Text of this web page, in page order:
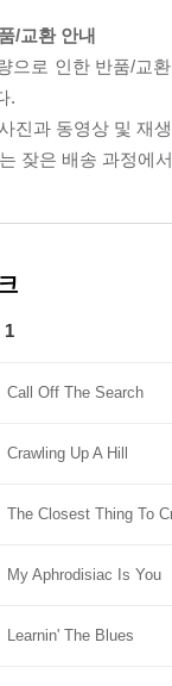
/교환 안내
으로 인한 반품/교
.
진과 동영상 및 재
잦은 배송 과정에
1
Call Off The Search
Crawling Up A Hill
The Closest Thing To
My Aphrodisiac Is You
Learnin' The Blues